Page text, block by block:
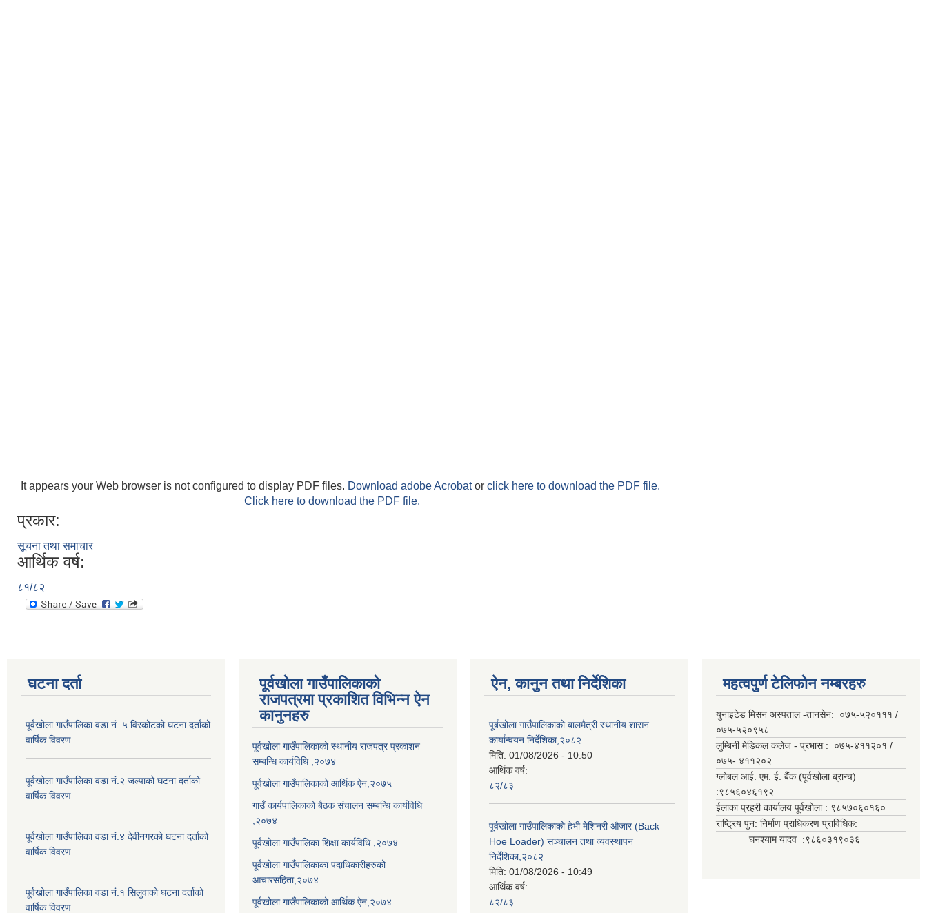
It appears your Web browser is not configured to display PDF files. Download adobe Acrobator click here to download the PDF file.
Click here to download the PDF file.
प्रकार:
सूचना तथा समाचार
आर्थिक वर्ष:
८१/८२
घटना दर्ता
पूर्वखोला गाउँपालिका वडा नं. ५ विरकोटको घटना दर्ताको
वार्षिक विवरण
पूर्वखोला गाउँपालिका वडा नं.२ जल्पाको घटना दर्ताको
वार्षिक विवरण
पूर्वखोला गाउँपालिका वडा नं.४ देवीनगरको घटना दर्ताको
वार्षिक विवरण
पूर्वखोला गाउँपालिका वडा नं.१ सिलुवाको घटना दर्ताको
वार्षिक विवरण
पूर्वखोला गाउँपालिकाको
राजपत्रमा प्रकाशित विभिन्न ऐन
कानुनहरु
पूर्वखोला गाउँपालिकाको स्थानीय राजपत्र प्रकाशन
सम्बन्धि कार्यविधि ,२०७४
पूर्वखोला गाउँपालिकाको आर्थिक ऐन,२०७५
गाउँ कार्यपालिकाको बैठक संचालन सम्बन्धि कार्यविधि
,२०७४
पूर्वखोला गाउँपालिका शिक्षा कार्यविधि ,२०७४
पूर्वखोला गाउँपालिकाका पदाधिकारीहरुको
आचारसंहिता,२०७४
पूर्वखोला गाउँपालिकाको आर्थिक ऐन,२०७४
ऐन, कानुन तथा निर्देशिका
पूर्बखोला गाउँपालिकाको बालमैत्री स्थानीय शासन
कार्यान्वयन निर्देशिका,२०८२
मिति: 01/08/2026 - 10:50
आर्थिक वर्ष:
८२/८३
पूर्वखोला गाउँपालिकाको हेभी मेशिनरी औजार (Back
Hoe Loader) सञ्चालन तथा व्यवस्थापन
निर्देशिका,२०८२
मिति: 01/08/2026 - 10:49
आर्थिक वर्ष:
८२/८३
महत्वपुर्ण टेलिफोन नम्बरहरु
युनाइटेड मिसन अस्पताल -तानसेन: ०७५-५२०१११ /
०७५-५२०९५८
लुम्बिनी मेडिकल कलेज - प्रभास : ०७५-४११२०१ /
०७५- ४११२०२
ग्लोबल आई. एम. ई. बैंक (पूर्वखोला ब्रान्च)
:९८५६०४६१९२
ईलाका प्रहरी कार्यालय पूर्वखोला : ९८५७०६०१६०
राष्ट्रिय पुन: निर्माण प्राधिकरण प्राविधिक:
घनश्याम यादव :९८६०३१९०३६